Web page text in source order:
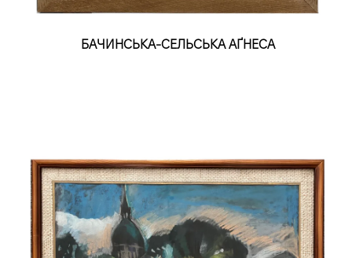
БАЧИНСЬКА-СЕЛЬСЬКА АҐНЕСА